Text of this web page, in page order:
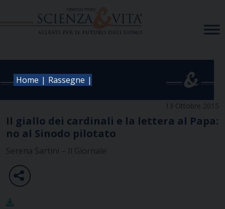
Home | Rassegne |
13 Ottobre 2015
Il giallo dei cardinali e la lettera al Papa:
no al Sinodo pilotato
Serena Sartini – Il Giornale